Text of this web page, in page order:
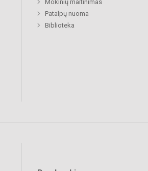
Mokinių maitinimas
Patalpų nuoma
Biblioteka